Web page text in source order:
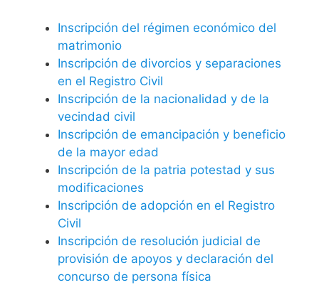
Inscripción del régimen económico del
matrimonio
Inscripción de divorcios y separaciones
en el Registro Civil
Inscripción de la nacionalidad y de la
vecindad civil
Inscripción de emancipación y beneficio
de la mayor edad
Inscripción de la patria potestad y sus
modificaciones
Inscripción de adopción en el Registro
Civil
Inscripción de resolución judicial de
provisión de apoyos y declaración del
concurso de persona física